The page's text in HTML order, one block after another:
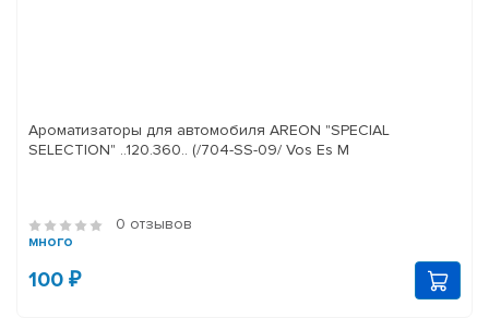
Ароматизаторы для автомобиля AREON "SPECIAL
SELECTION" ..120.360.. (/704-SS-09/ Vos Es M
0 отзывов
много
100 ₽